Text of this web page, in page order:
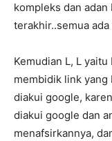
kompleks dan
terakhir..semua ada
Kemudian L, L
membidik link yang
diakui google,
diakui google dan
menafsirkannya,